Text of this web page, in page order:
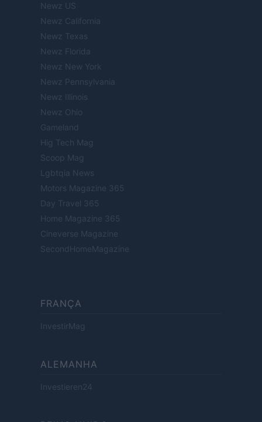
Newz US
Newz California
Newz Texas
Newz Florida
Newz New York
Newz Pennsylvania
Newz Illinois
Newz Ohio
Gameland
Hig Tech Mag
Scoop Mag
Lgbtqia News
Motors Magazine 365
Day Travel 365
Home Magazine 365
Cineverse Magazine
SecondHomeMagazine
FRANÇA
InvestirMag
ALEMANHA
Investieren24